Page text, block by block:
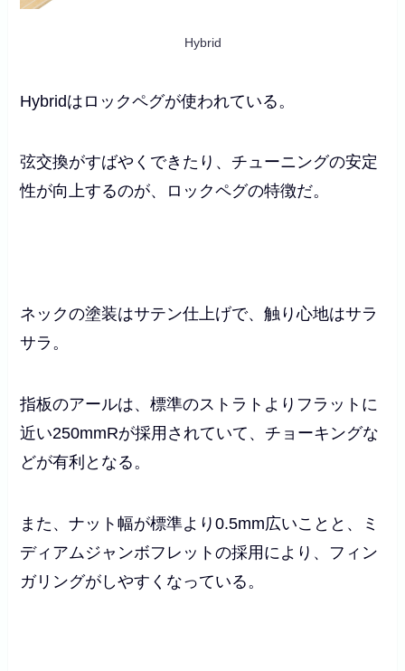
Hybrid
Hybridはロックペグが使われている。
弦交換がすばやくできたり、チューニングの安定
性が向上するのが、ロックペグの特徴だ。
ネックの塗装はサテン仕上げで、触り心地はサラ
サラ。
指板のアールは、標準のストラトよりフラットに
近い250mmRが採用されていて、チョーキングな
どが有利となる。
また、ナット幅が標準より0.5mm広いことと、ミ
ディアムジャンボフレットの採用により、フィン
ガリングがしやすくなっている。